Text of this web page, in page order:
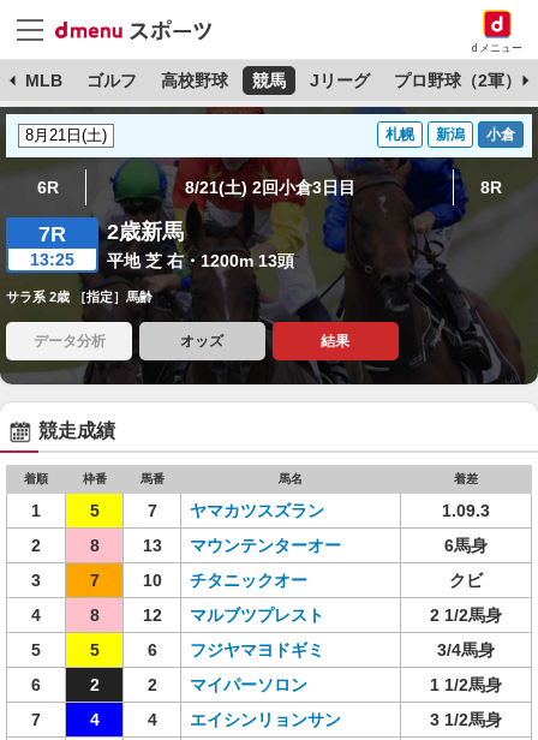
dメニュー
MLB ゴルフ 高校野球 競馬 Jリーグ プロ野球（2軍）
札幌 新潟 小倉
6R 8/21(土) 2回小倉3日目 8R
7R
13:25
2歳新馬
平地 芝 右・1200m 13頭
サラ系 2歳 ［指定］馬齢
データ分析 オッズ 結果
競走成績
着順 枠番 馬番 馬名 着差
1 5 7 ヤマカツスズラン
1.09.3
2
8 13 マウンテンターオー
6馬身
3
7 10 チタニックオー
クビ
4
8 12 マルブツプレスト
2 1/2馬身
5
5 6 フジヤマヨドギミ
3/4馬身
6
2 2 マイパーソロン
1 1/2馬身
7
4 4 エイシンリョンサン
3 1/2馬身